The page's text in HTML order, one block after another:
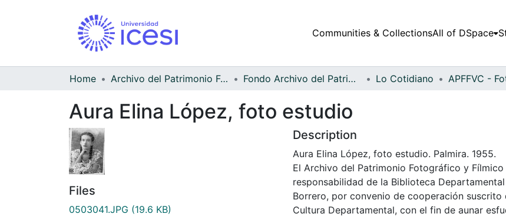
Communities & CollectionsAll of DSpace
Home Archivo del Patrimonio Fotográfico y Fílmico del Valle del Cauca Fondo Archivo del Patrimonio Fotográfico y Fílmico del Valle del Cauca Lo Cotidiano
Aura Elina López, foto estudio
Files
0503041.JPG (19.6 KB)
Description
Aura Elina López, foto estudio. Palmira. 1955.
El Archivo del Patrimonio Fotográfico y
responsabilidad de la Biblioteca
Borrero, por convenio de cooperación suscrito
Cultura Departamental, con el fin de aunar